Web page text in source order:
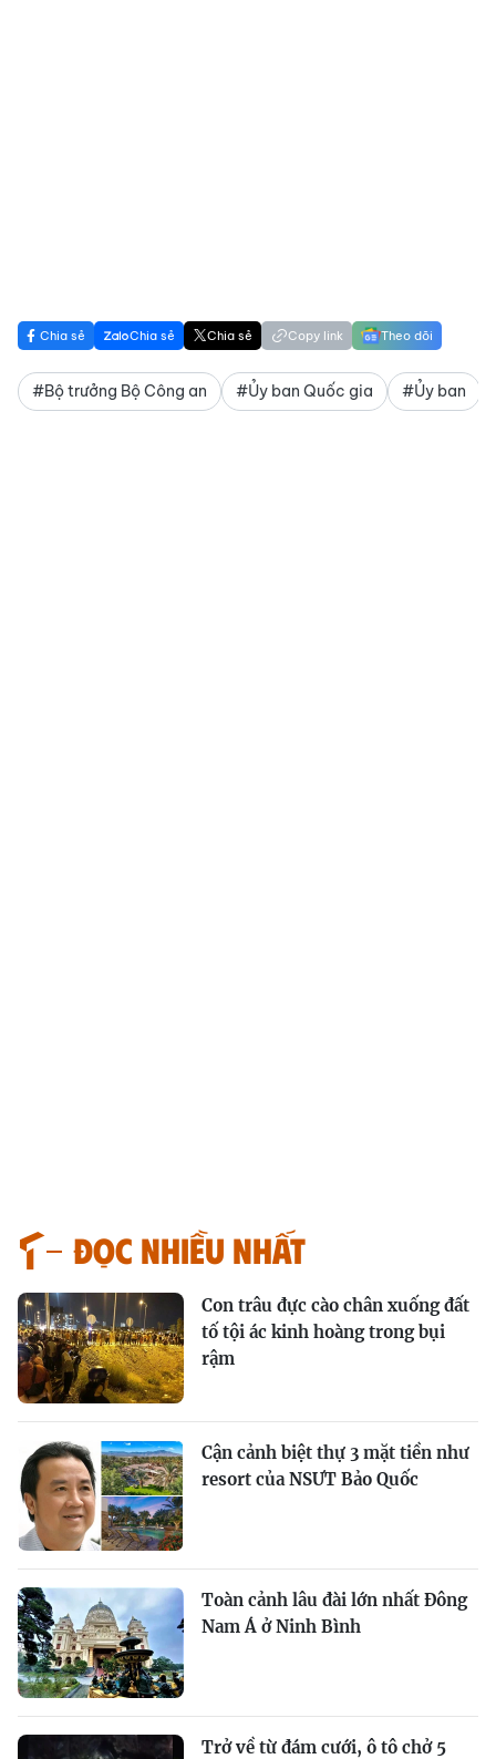
Chia sẻ Chia sẻ Chia sẻ Copy link Theo dõi
#Bộ trưởng Bộ Công an #Ủy ban Quốc gia #Ủy ban
Đọc nhiều nhất
Con trâu đực cào chân xuống đất
tố tội ác kinh hoàng trong bụi
rậm
Cận cảnh biệt thự 3 mặt tiền như
resort của NSƯT Bảo Quốc
Toàn cảnh lâu đài lớn nhất Đông
Nam Á ở Ninh Bình
Trở về từ đám cưới, ô tô chở 5